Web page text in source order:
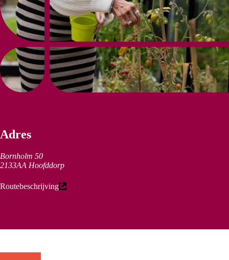
Adres
Bornholm 50
2133AA Hoofddorp
Routebeschrijving
(externe link)